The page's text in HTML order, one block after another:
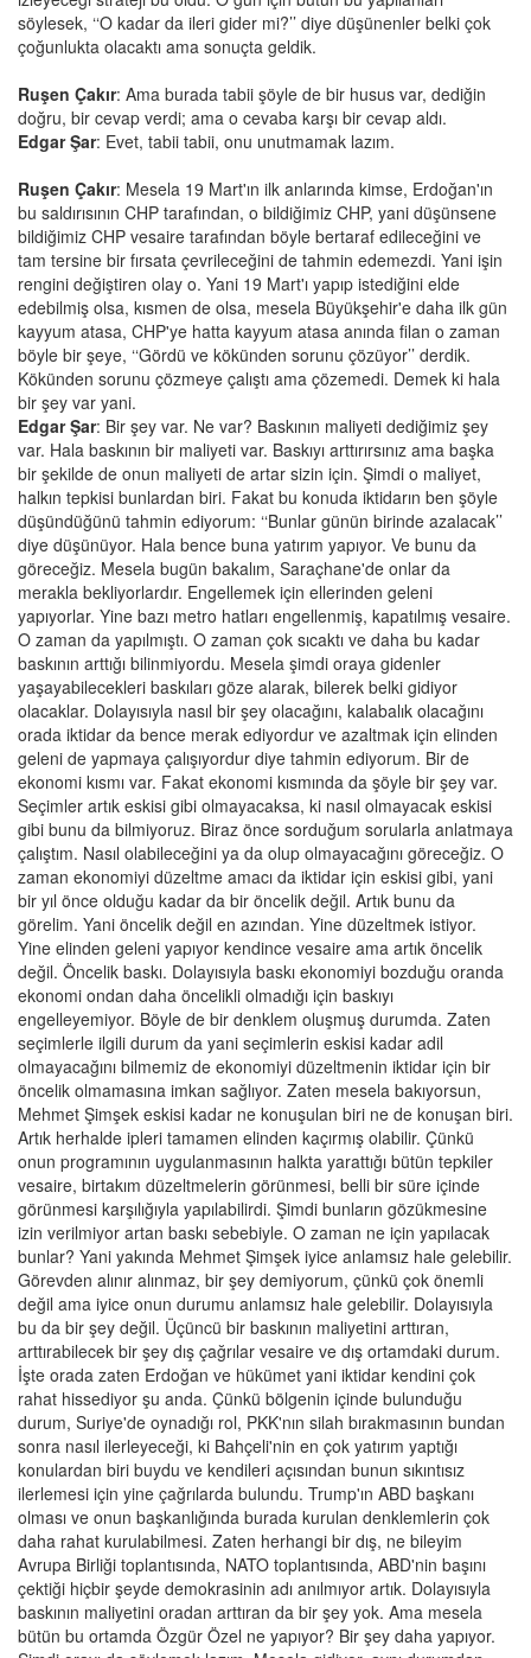
söylesek, ‘‘O kadar da ileri gider mi?’’ diye düşünenler belki çok
çoğunlukta olacaktı ama sonuçta geldik.
Ruşen Çakır: Ama burada tabii şöyle de bir husus var, dediğin
doğru, bir cevap verdi; ama o cevaba karşı bir cevap aldı.
Edgar Şar: Evet, tabii tabii, onu unutmamak lazım.
Ruşen Çakır: Mesela 19 Mart'ın ilk anlarında kimse, Erdoğan'ın
bu saldırısının CHP tarafından, o bildiğimiz CHP, yani düşünsene
bildiğimiz CHP vesaire tarafından böyle bertaraf edileceğini ve
tam tersine bir fırsata çevrileceğini de tahmin edemezdi. Yani işin
rengini değiştiren olay o. Yani 19 Mart'ı yapıp istediğini elde
edebilmiş olsa, kısmen de olsa, mesela Büyükşehir'e daha ilk gün
kayyum atasa, CHP'ye hatta kayyum atasa anında filan o zaman
böyle bir şeye, ‘‘Gördü ve kökünden sorunu çözüyor’’ derdik.
Kökünden sorunu çözmeye çalıştı ama çözemedi. Demek ki hala
bir şey var yani.
Edgar Şar: Bir şey var. Ne var? Baskının maliyeti dediğimiz şey
var. Hala baskının bir maliyeti var. Baskıyı arttırırsınız ama başka
bir şekilde de onun maliyeti de artar sizin için. Şimdi o maliyet,
halkın tepkisi bunlardan biri. Fakat bu konuda iktidarın ben şöyle
düşündüğünü tahmin ediyorum: ‘‘Bunlar günün birinde azalacak’’
diye düşünüyor. Hala bence buna yatırım yapıyor. Ve bunu da
göreceğiz. Mesela bugün bakalım, Saraçhane'de onlar da
merakla bekliyorlardır. Engellemek için ellerinden geleni
yapıyorlar. Yine bazı metro hatları engellenmiş, kapatılmış vesaire.
O zaman da yapılmıştı. O zaman çok sıcaktı ve daha bu kadar
baskının arttığı bilinmiyordu. Mesela şimdi oraya gidenler
yaşayabilecekleri baskıları göze alarak, bilerek belki gidiyor
olacaklar. Dolayısıyla nasıl bir şey olacağını, kalabalık olacağını
orada iktidar da bence merak ediyordur ve azaltmak için elinden
geleni de yapmaya çalışıyordur diye tahmin ediyorum. Bir de
ekonomi kısmı var. Fakat ekonomi kısmında da şöyle bir şey var.
Seçimler artık eskisi gibi olmayacaksa, ki nasıl olmayacak eskisi
gibi bunu da bilmiyoruz. Biraz önce sorduğum sorularla anlatmaya
çalıştım. Nasıl olabileceğini ya da olup olmayacağını göreceğiz. O
zaman ekonomiyi düzeltme amacı da iktidar için eskisi gibi, yani
bir yıl önce olduğu kadar da bir öncelik değil. Artık bunu da
görelim. Yani öncelik değil en azından. Yine düzeltmek istiyor.
Yine elinden geleni yapıyor kendince vesaire ama artık öncelik
değil. Öncelik baskı. Dolayısıyla baskı ekonomiyi bozduğu oranda
ekonomi ondan daha öncelikli olmadığı için baskıyı
engelleyemiyor. Böyle de bir denklem oluşmuş durumda. Zaten
seçimlerle ilgili durum da yani seçimlerin eskisi kadar adil
olmayacağını bilmemiz de ekonomiyi düzeltmenin iktidar için bir
öncelik olmamasına imkan sağlıyor. Zaten mesela bakıyorsun,
Mehmet Şimşek eskisi kadar ne konuşulan biri ne de konuşan biri.
Artık herhalde ipleri tamamen elinden kaçırmış olabilir. Çünkü
onun programının uygulanmasının halkta yarattığı bütün tepkiler
vesaire, birtakım düzeltmelerin görünmesi, belli bir süre içinde
görünmesi karşılığıyla yapılabilirdi. Şimdi bunların gözükmesine
izin verilmiyor artan baskı sebebiyle. O zaman ne için yapılacak
bunlar? Yani yakında Mehmet Şimşek iyice anlamsız hale gelebilir.
Görevden alınır alınmaz, bir şey demiyorum, çünkü çok önemli
değil ama iyice onun durumu anlamsız hale gelebilir. Dolayısıyla
bu da bir şey değil. Üçüncü bir baskının maliyetini arttıran,
arttırabilecek bir şey dış çağrılar vesaire ve dış ortamdaki durum.
İşte orada zaten Erdoğan ve hükümet yani iktidar kendini çok
rahat hissediyor şu anda. Çünkü bölgenin içinde bulunduğu
durum, Suriye'de oynadığı rol, PKK'nın silah bırakmasının bundan
sonra nasıl ilerleyeceği, ki Bahçeli'nin en çok yatırım yaptığı
konulardan biri buydu ve kendileri açısından bunun sıkıntısız
ilerlemesi için yine çağrılarda bulundu. Trump'ın ABD başkanı
olması ve onun başkanlığında burada kurulan denklemlerin çok
daha rahat kurulabilmesi. Zaten herhangi bir dış, ne bileyim
Avrupa Birliği toplantısında, NATO toplantısında, ABD'nin başını
çektiği hiçbir şeyde demokrasinin adı anılmıyor artık. Dolayısıyla
baskının maliyetini oradan arttıran da bir şey yok. Ama mesela
bütün bu ortamda Özgür Özel ne yapıyor? Bir şey daha yapıyor.